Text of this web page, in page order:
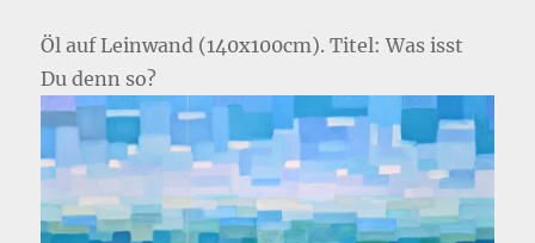
Öl auf Leinwand (140x100cm). Titel: Was isst
Du denn so?